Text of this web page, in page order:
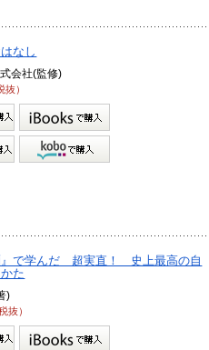
なし
会社(監修)
抜）
』で学んだ 超実直！ 史上最高の自
た
)
抜）